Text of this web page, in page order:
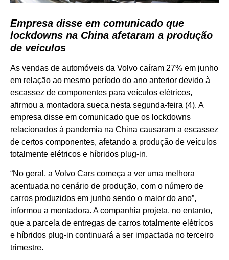
Empresa disse em comunicado que
lockdowns na China afetaram a produção
de veículos
As vendas de automóveis da Volvo caíram 27% em junho
em relação ao mesmo período do ano anterior devido à
escassez de componentes para veículos elétricos,
afirmou a montadora sueca nesta segunda-feira (4). A
empresa disse em comunicado que os lockdowns
relacionados à pandemia na China causaram a escassez
de certos componentes, afetando a produção de veículos
totalmente elétricos e híbridos plug-in.
“No geral, a Volvo Cars começa a ver uma melhora
acentuada no cenário de produção, com o número de
carros produzidos em junho sendo o maior do ano”,
informou a montadora. A companhia projeta, no entanto,
que a parcela de entregas de carros totalmente elétricos
e híbridos plug-in continuará a ser impactada no terceiro
trimestre.